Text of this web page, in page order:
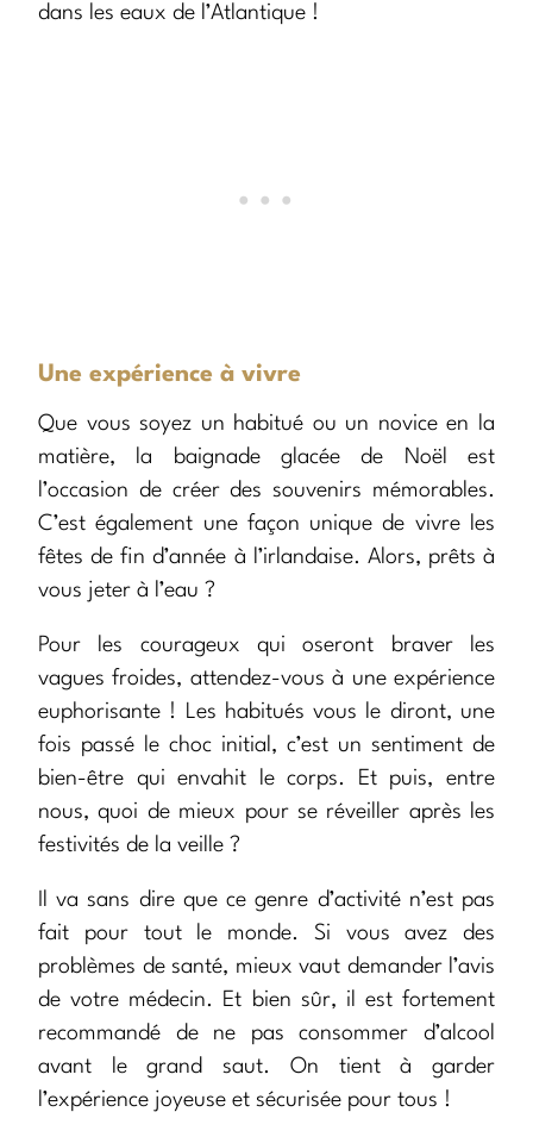
dans les eaux de l’Atlantique !
Une expérience à vivre
Que vous soyez un habitué ou un novice en la
matière, la baignade glacée de Noël est
l’occasion de créer des souvenirs mémorables.
C’est également une façon unique de vivre les
fêtes de fin d’année à l’irlandaise. Alors, prêts à
vous jeter à l’eau ?
Pour les courageux qui oseront braver les
vagues froides, attendez-vous à une expérience
euphorisante ! Les habitués vous le diront, une
fois passé le choc initial, c’est un sentiment de
bien-être qui envahit le corps. Et puis, entre
nous, quoi de mieux pour se réveiller après les
festivités de la veille ?
Il va sans dire que ce genre d’activité n’est pas
fait pour tout le monde. Si vous avez des
problèmes de santé, mieux vaut demander l’avis
de votre médecin. Et bien sûr, il est fortement
recommandé de ne pas consommer d’alcool
avant le grand saut. On tient à garder
l’expérience joyeuse et sécurisée pour tous !